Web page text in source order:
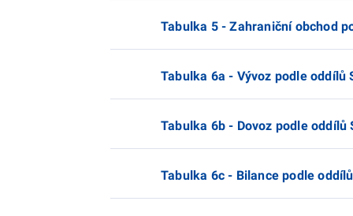
Tabulka 5 - Zahraniční obchod
Tabulka 6a - Vývoz podle oddílů
Tabulka 6b - Dovoz podle oddílů
Tabulka 6c - Bilance podle